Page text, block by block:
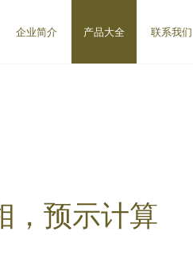
企业简介 产品大全 联系我们
，预示计算